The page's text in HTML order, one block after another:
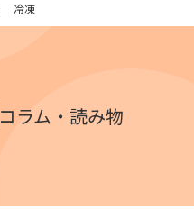
冷凍
コラム・読み物